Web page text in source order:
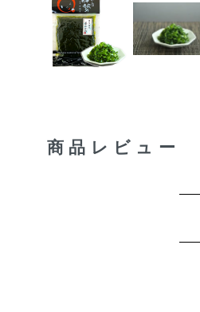
商品レビュー